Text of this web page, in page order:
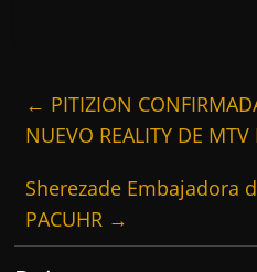
← PITIZION
NUEVO REALITY DE
Sherezade Embajadora
PACUHR →